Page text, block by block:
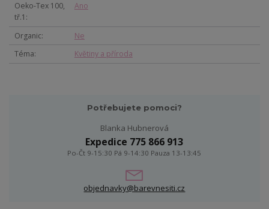
Oeko-Tex 100,
tř.1
Ano
Organic
Ne
Téma
Květiny a příroda
Potřebujete pomoci?
Blanka Hubnerová
Expedice 775 866 913
Po-Čt 9-15:30 Pá 9-14:30 Pauza 13-13:45
objednavky@barevnesiti.cz